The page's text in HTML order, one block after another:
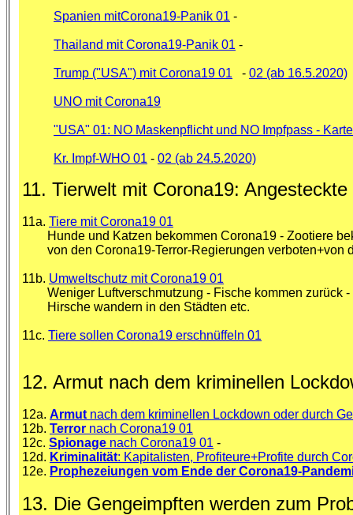
Spanien mitCorona19-Panik 01 -
Thailand mit Corona19-Panik 01 -
Trump ("USA") mit Corona19 01 - 02 (ab 16.5.2020)
UNO mit Corona19
"USA" 01: NO Maskenpflicht und NO Impfpass -
Kr. Impf-WHO 01 - 02 (ab 24.5.2020)
11. Tierwelt mit Corona19:
11a. Tiere mit Corona19 01
Hunde und Katzen bekommen Corona19 - Zootiere
von den Corona19-Terror-Regierungen verboten+von
11b. Umweltschutz mit Corona19 01
Weniger Luftverschmutzung - Fische kommen zurück -
Hirsche wandern in den Städten etc.
11c. Tiere sollen Corona19 erschnüffeln 01
12. Armut nach dem kriminellen
12a. Armut nach dem kriminellen Lockdown oder durch
12b. Terror nach Corona19 01
12c. Spionage nach Corona19 01 -
12d. Kriminalität: Kapitalisten, Profiteure+Profite durch
12e. Prophezeiungen vom Ende der Corona19-
13. Die Gengeimpften werden zum